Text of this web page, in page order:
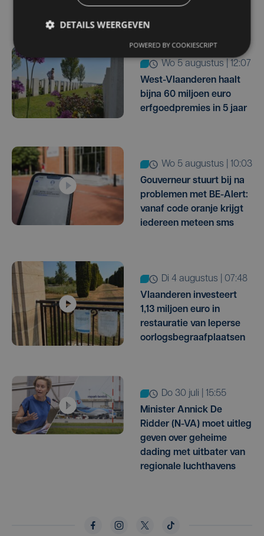
ziekenhuis
wo 5 augustus | 12:07
West-Vlaanderen haalt
bijna 60 miljoen euro
erfgoedpremies in 5 jaar
wo 5 augustus | 10:03
Gouverneur stuurt bij na
problemen met BE-Alert:
vanaf code oranje krijgt
iedereen meteen sms
di 4 augustus | 07:48
Vlaanderen investeert
1,13 miljoen euro in
restauratie van Ieperse
oorlogsbegraafplaatsen
do 30 juli | 15:55
Minister Annick De
Ridder (N-VA) moet uitleg
geven over geheime
dading met uitbater van
regionale luchthavens
DETAILS WEERGEVEN
POWERED BY COOKIESCRIPT